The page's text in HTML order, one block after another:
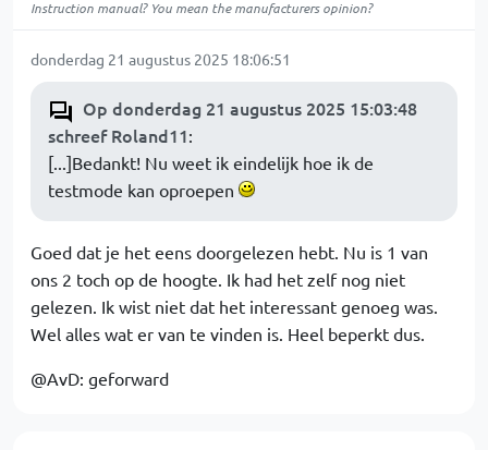
Instruction manual? You mean the manufacturers opinion?
donderdag 21 augustus 2025 18:06:51
Op donderdag 21 augustus 2025 15:03:48
schreef Roland11:
[...]Bedankt! Nu weet ik eindelijk hoe ik de
testmode kan oproepen
Goed dat je het eens doorgelezen hebt. Nu is 1 van
ons 2 toch op de hoogte. Ik had het zelf nog niet
gelezen. Ik wist niet dat het interessant genoeg was.
Wel alles wat er van te vinden is. Heel beperkt dus.
@AvD: geforward